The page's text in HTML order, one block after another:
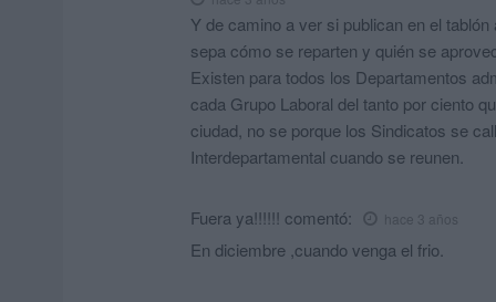
Y de camino a ver si publican en el
sepa cómo se reparten y quién se
Existen para todos los Departamentos
cada Grupo Laboral del tanto por ciento
ciudad, no se porque los Sindicatos se
Interdepartamental cuando se reunen.
Fuera ya!!!!!! comentó: hace 3 años
En diciembre ,cuando venga el frio.